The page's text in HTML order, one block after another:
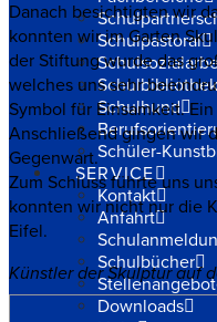
Schulpastoral
Schulbibliothek
Schulhund
Schüler-
SERVICE
Kontakt
Anfahrt
Schulbücher
Downloads
Danach besichtigten wir
konnten wir im Garten
der Stiftung wurde das
welches uns sehr
Symbol für Einsamkeit.
Anschließend gingen wir
Gegenwart.
Zum Schluss führte uns
konnten wir nicht nur die
Eifel.
Künstler der Skulptur auf